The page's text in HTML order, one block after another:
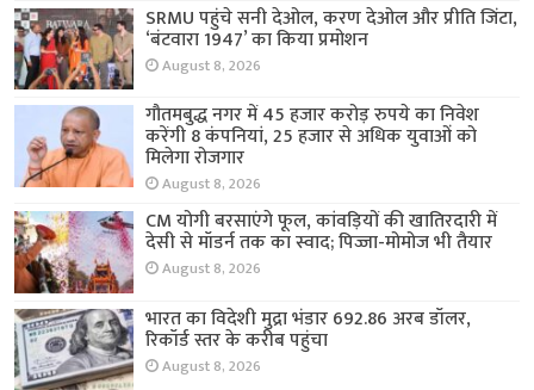
SRMU पहुंचे सनी देओल, करण देओल और प्रीति जिंटा,
‘बंटवारा 1947’ का किया प्रमोशन
August 8, 2026
गौतमबुद्ध नगर में 45 हजार करोड़ रुपये का निवेश
करेंगी 8 कंपनियां, 25 हजार से अधिक युवाओं को
मिलेगा रोजगार
August 8, 2026
CM योगी बरसाएंगे फूल, कांवड़ियों की खातिरदारी में
देसी से मॉडर्न तक का स्वाद; पिज्जा-मोमोज भी तैयार
August 8, 2026
भारत का विदेशी मुद्रा भंडार 692.86 अरब डॉलर,
रिकॉर्ड स्तर के करीब पहुंचा
August 8, 2026